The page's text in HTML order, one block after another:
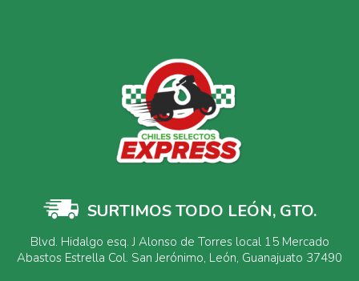
SURTIMOS TODO LEÓN, GTO.
Blvd. Hidalgo esq. J Alonso de Torres local 15 Mercado
Abastos Estrella Col. San Jerónimo, León, Guanajuato 37490